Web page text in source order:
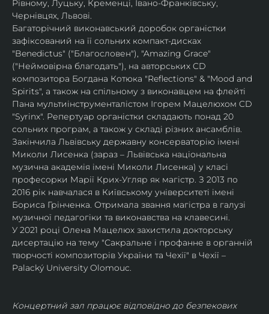
Рівному, Луцьку, Кременці, Івано-Франківську,
Чернівцях, Львові.
Багаторічний виконавський доробок органістки
зафіксований на її сольних компакт-дисках
"Benedictus" ("Благословен"), "Amazing Grace"
("Неймовірна благодать"), на авторських CD
композитора Богдана Котюка "Reflections" & "Mood and
Spirits", а також на спільному з виконавцем на флейті
Пана мультиінструменталістом Ігорем Мацелюхом CD
"Syrinx". Репертуар органістки складають понад 20
сольних програм, а також у складі різних ансамблів.
Закінчила Львівську державну консерваторію імені
Миколи Лисенка (зараз – Львівська національна
музична академія імені Миколи Лисенка) у класі
професорки Марії Крих-Угляр як магістр. З 2013 по
2016 рік навчалася в Київському університеті імені
Бориса Грінченка. Отримала звання магістра в галузі
музичної педагогіки та виконавства на клавесині.
У 2021 році Олена Мацелюх захистила докторську
дисертацію на тему "Сакральне і профанне в органній
творчості композиторів України та Чехії" в Чехії –
Palacký University Olomouc.
Концертний зал працює відповідно до безпекових